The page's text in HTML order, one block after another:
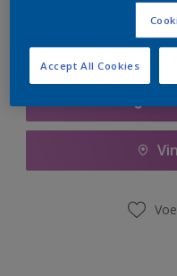
Accept All Cookies